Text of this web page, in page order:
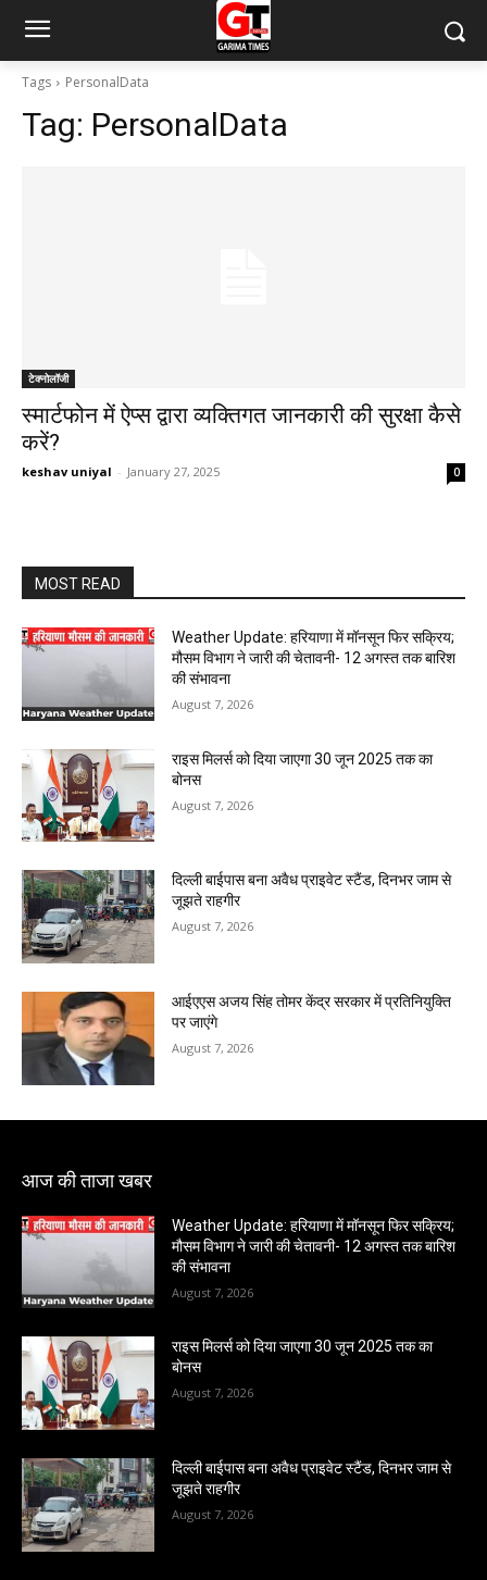
Tags PersonalData
Tag: PersonalData
टेक्नोलॉजी
स्मार्टफोन में ऐप्स द्वारा व्यक्तिगत जानकारी की सुरक्षा कैसे
करें?
keshav uniyal - January 27, 2025 0
MOST READ
Weather Update: हरियाणा में मॉनसून फिर सक्रिय;
मौसम विभाग ने जारी की चेतावनी- 12 अगस्त तक बारिश
की संभावना
August 7, 2026
राइस मिलर्स को दिया जाएगा 30 जून 2025 तक का
बोनस
August 7, 2026
दिल्ली बाईपास बना अवैध प्राइवेट स्टैंड, दिनभर जाम से
जूझते राहगीर
August 7, 2026
आईएएस अजय सिंह तोमर केंद्र सरकार में प्रतिनियुक्ति
पर जाएंगे
August 7, 2026
आज की ताजा खबर
Weather Update: हरियाणा में मॉनसून फिर सक्रिय;
मौसम विभाग ने जारी की चेतावनी- 12 अगस्त तक बारिश
की संभावना
August 7, 2026
राइस मिलर्स को दिया जाएगा 30 जून 2025 तक का
बोनस
August 7, 2026
दिल्ली बाईपास बना अवैध प्राइवेट स्टैंड, दिनभर जाम से
जूझते राहगीर
August 7, 2026